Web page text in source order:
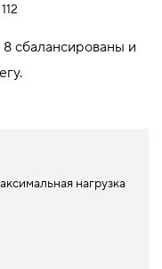
сбалансированы и
нагрузка